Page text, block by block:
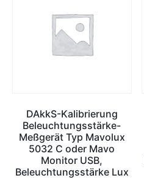
DAkkS-Kalibrierung
Beleuchtungsstärke-
Meßgerät Typ Mavolux
5032 C oder Mavo
Monitor USB,
Beleuchtungsstärke Lux